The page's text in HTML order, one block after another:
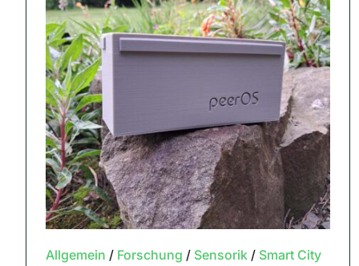
Allgemein / Forschung / Sensorik/ Smart City